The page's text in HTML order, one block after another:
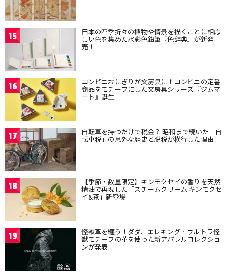
15 日本の四季折々の植物や情景を描くことに相応
しい色を集めた水彩色鉛筆『色辞典』が新発
売！
16 コンビニおにぎりが文房具に！コンビニの定番
商品をモチーフにした文房具シリーズ『ジムマ
ート』誕生
17 自転車を持つだけで税金？ 昭和まで続いた「自
転車税」の意外な歴史と脱税が横行した理由
18 【季節・数量限定】キンモクセイの香りを天然
精油で再現した「スチームクリーム キンモクセ
イ&茶」新登場
19 怪獣革を纏う！ダダ、エレキング…ウルトラ怪
獣モチーフの革を使った新アパレルコレクショ
ンが発表